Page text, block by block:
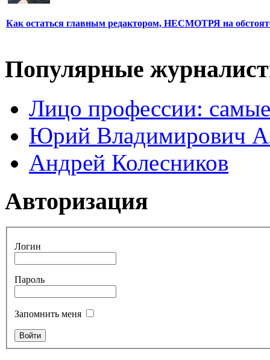
Как остаться главным редактором, НЕСМОТРЯ на
Популярные
Лицо профессии:
Юрий Владимирович
Андрей Колесников
Авторизация
Логин
Пароль
Запомнить меня